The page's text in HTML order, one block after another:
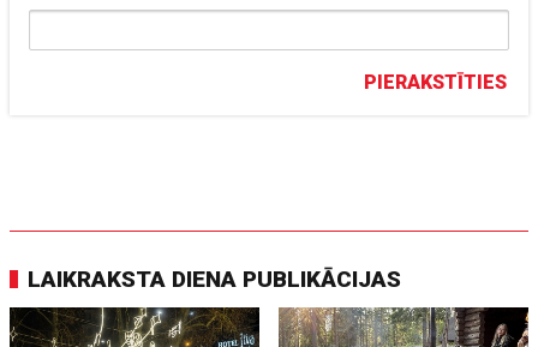
PIERAKSTĪTIES
LAIKRAKSTA DIENA PUBLIKĀCIJAS